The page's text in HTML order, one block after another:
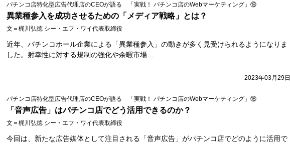
パチンコ店特化型広告代理店のCEOが語る 「実戦！ パチンコ店のWebマーケティング」⑲
異業種参入を成功させるための「メディア戦略」とは？
文＝梶川弘徳 シー・エフ・ワイ代表取締役
近年、パチンコホール企業による「異業種参入」の動きが多く見受けられるようになりま
した。射幸性に対する規制の強化や余暇市場…
2023年03月29日
パチンコ店特化型広告代理店のCEOが語る 「実戦！ パチンコ店のWebマーケティング」⑯
「音声広告」はパチンコ店でどう活用できるのか？
文＝梶川弘徳 シー・エフ・ワイ代表取締役
今回は、新たな広告媒体として注目される「音声広告」がパチンコ店でどのように活用で